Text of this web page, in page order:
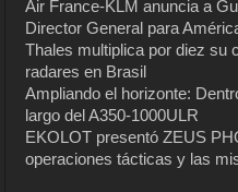
Air France-KLM anuncia a
Director General para
Thales multiplica por diez su
radares en Brasil
Ampliando el horizonte:
largo del A350-1000ULR
EKOLOT presentó ZEUS
operaciones tácticas y las